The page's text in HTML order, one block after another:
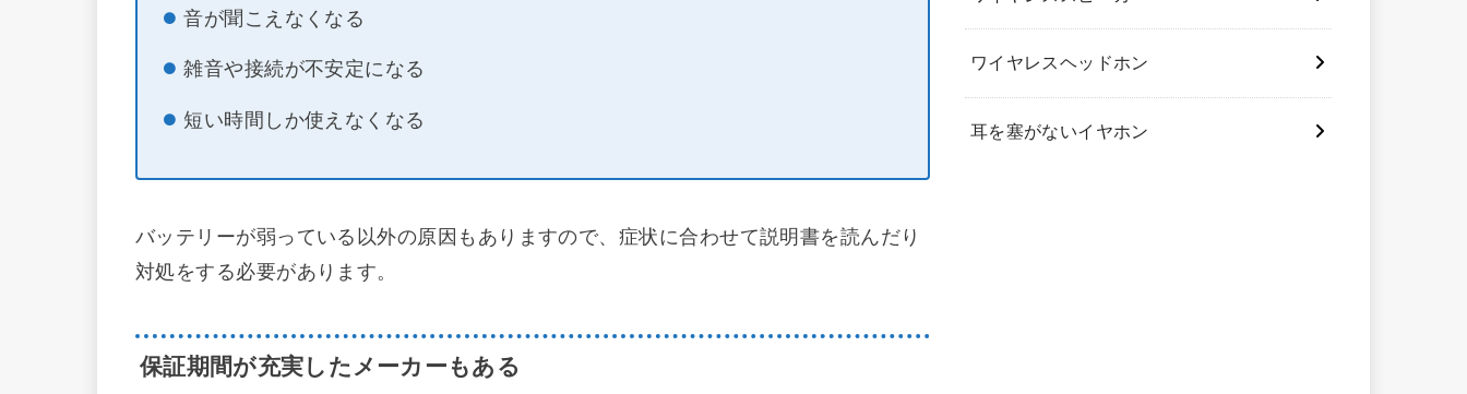
音が聞こえなくなる
雑音や接続が不安定になる
短い時間しか使えなくなる
バッテリーが弱っている以外の原因もありますので、症状に合わせて説明書を読んだり
対処をする必要があります。
保証期間が充実したメーカーもある
ワイヤレスヘッドホン
耳を塞がないイヤホン